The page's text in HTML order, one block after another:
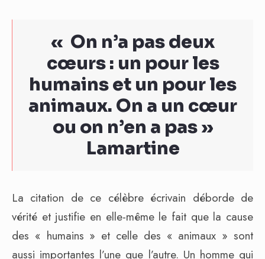
« On n’a pas deux
cœurs : un pour les
humains et un pour les
animaux. On a un cœur
ou on n’en a pas »
Lamartine
La citation de ce célèbre écrivain déborde de
vérité et justifie en elle-même le fait que la cause
des « humains » et celle des « animaux » sont
aussi importantes l’une que l’autre. Un homme qui